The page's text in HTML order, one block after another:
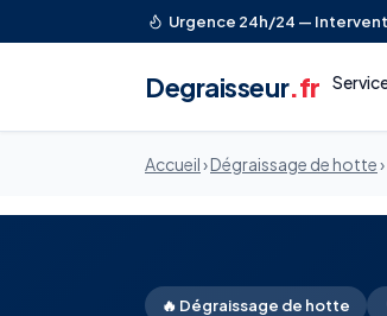
Urgence 24h/24 —
Degraisseur.fr
Accueil›Dégraissage de hotte›
🔥 Dégraissage de hotte